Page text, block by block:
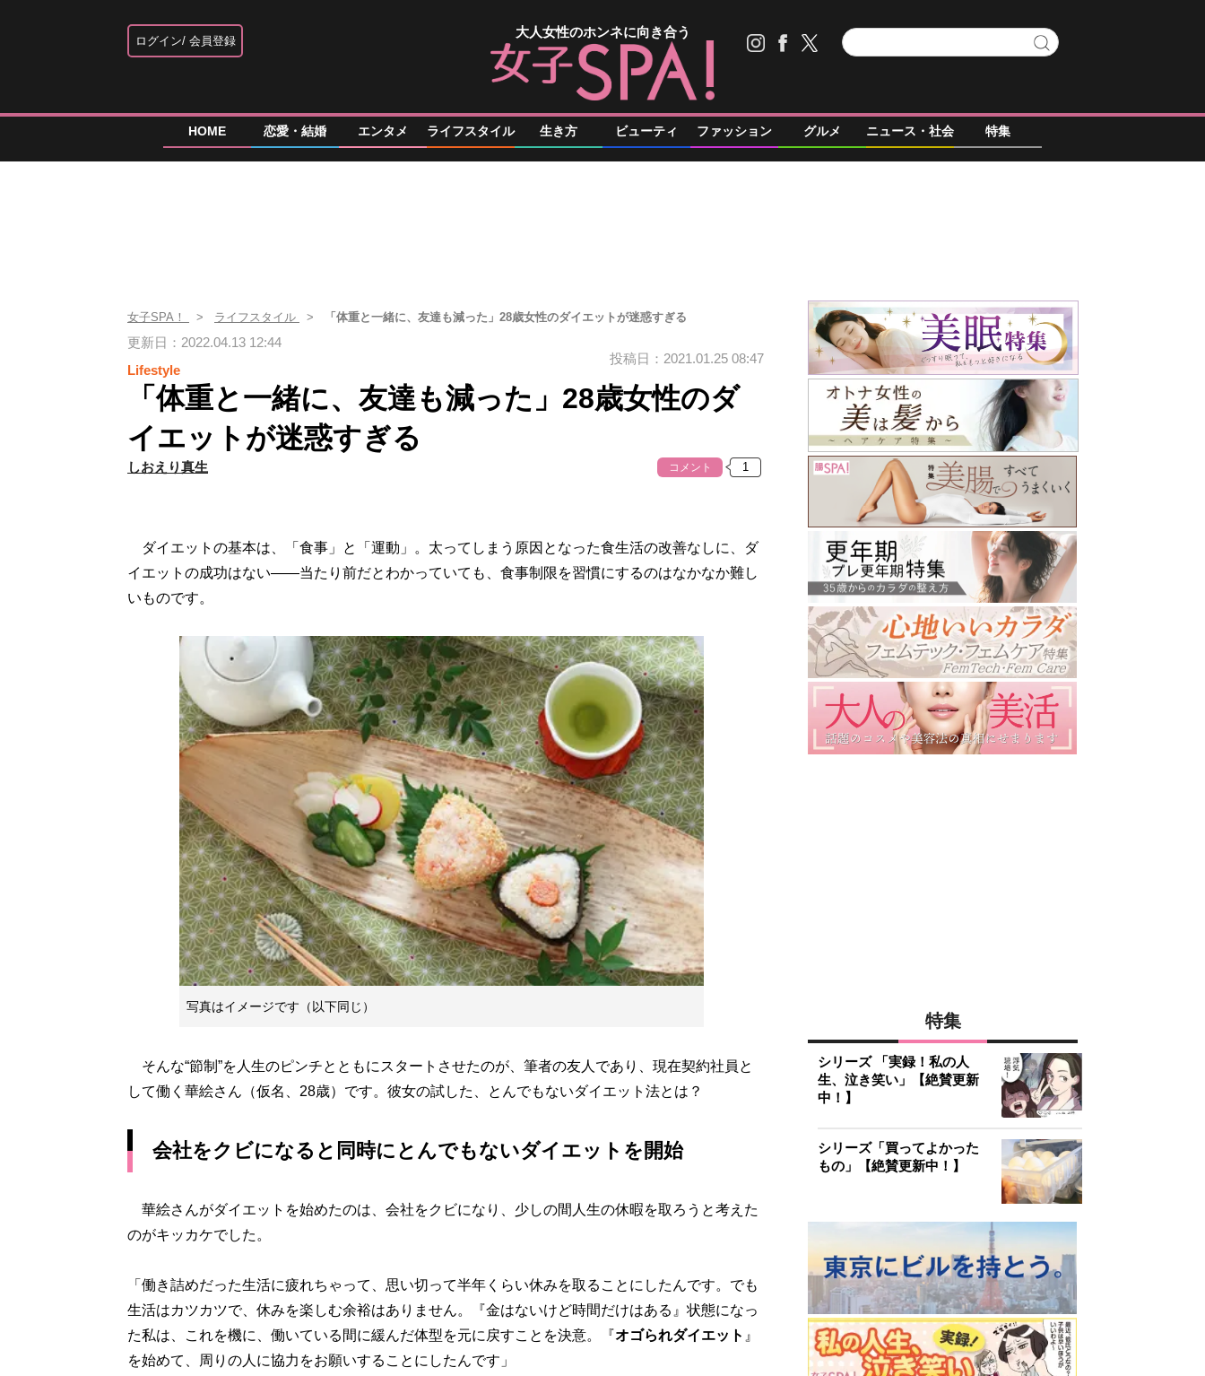
ログイン 会員登録
大人女性のホンネに向き合う
HOME 恋愛・結婚 エンタメ ライフスタイル 生き方 ビューティ ファッション グルメ ニュース・社会 特集
女子SPA！ ライフスタイル 「体重と一緒に、友達も減った」28歳女性のダイエットが迷惑すぎる
更新日：2022.04.13 12:44
Lifestyle
投稿日：2021.01.25 08:47
「体重と一緒に、友達も減った」28歳女性のダ
イエットが迷惑すぎる
しおえり真生 コメント
ダイエットの基本は、「食事」と「運動」。太ってしまう原因となった食生活の改善なしに、ダ
イエットの成功はない――当たり前だとわかっていても、食事制限を習慣にするのはなかなか難し
いものです。
写真はイメージです（以下同じ）
そんな“節制”を人生のピンチとともにスタートさせたのが、筆者の友人であり、現在契約社員と
して働く華絵さん（仮名、28歳）です。彼女の試した、とんでもないダイエット法とは？
会社をクビになると同時にとんでもないダイエットを開始
華絵さんがダイエットを始めたのは、会社をクビになり、少しの間人生の休暇を取ろうと考えた
のがキッカケでした。
「働き詰めだった生活に疲れちゃって、思い切って半年くらい休みを取ることにしたんです。でも
生活はカツカツで、休みを楽しむ余裕はありません。『金はないけど時間だけはある』状態になっ
た私は、これを機に、働いている間に緩んだ体型を元に戻すことを決意。『 オゴられダイエット 』
を始めて、周りの人に協力をお願いすることにしたんです」
特集
シリーズ 「実録！私の人
生、泣き笑い」【絶賛更新
中！】
シリーズ「買ってよかった
もの」【絶賛更新中！】